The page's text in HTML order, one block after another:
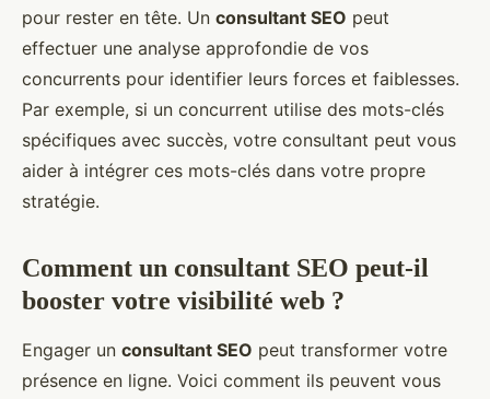
pour rester en tête. Un consultant SEO peut
effectuer une analyse approfondie de vos
concurrents pour identifier leurs forces et faiblesses.
Par exemple, si un concurrent utilise des mots-clés
spécifiques avec succès, votre consultant peut vous
aider à intégrer ces mots-clés dans votre propre
stratégie.
Comment un consultant SEO peut-il
booster votre visibilité web ?
Engager un consultant SEO peut transformer votre
présence en ligne. Voici comment ils peuvent vous